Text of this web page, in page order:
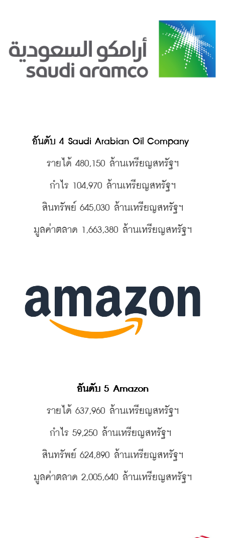
อันดับ 4 Saudi Arabian Oil Company
รายได้ 480,150 ล้านเหรียญสหรัฐฯ
กำไร 104,970 ล้านเหรียญสหรัฐฯ
สินทรัพย์ 645,030 ล้านเหรียญสหรัฐฯ
มูลค่าตลาด 1,663,380 ล้านเหรียญสหรัฐฯ
อันดับ 5 Amazon
รายได้ 637,960 ล้านเหรียญสหรัฐฯ
กำไร 59,250 ล้านเหรียญสหรัฐฯ
สินทรัพย์ 624,890 ล้านเหรียญสหรัฐฯ
มูลค่าตลาด 2,005,640 ล้านเหรียญสหรัฐฯ